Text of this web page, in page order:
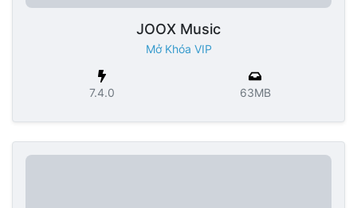
JOOX Music
Mở Khóa VIP
7.4.0 63MB